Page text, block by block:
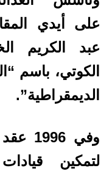
على أيدي
عبد الكريم
الكوتي، باسم
الديمقراطية”.
وفي
لتمكين